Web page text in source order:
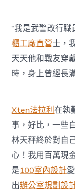
“我是武警改行
櫃工廠直營士，
天天他和戰友穿
時，身上曾經長
Xten法拉利在執
事，好比，一些
林天秤終於對自
心！我用百萬現
是100室內設計
出辦公室規劃設